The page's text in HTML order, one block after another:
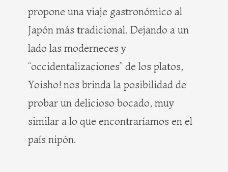
propone una viaje gastronómico al
Japón más tradicional. Dejando a un
lado las moderneces y
“occidentalizaciones” de los platos,
Yoisho! nos brinda la posibilidad de
probar un delicioso bocado, muy
similar a lo que encontraríamos en el
país nipón.